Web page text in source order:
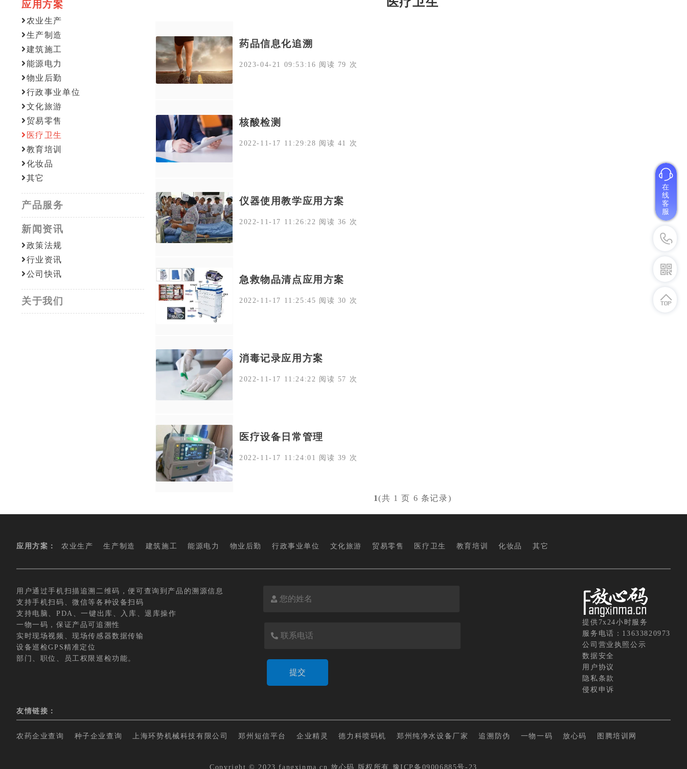
应用方案
农业生产
生产制造
建筑施工
能源电力
物业后勤
行政事业单位
文化旅游
贸易零售
医疗卫生
教育培训
化妆品
其它
产品服务
新闻资讯
政策法规
行业资讯
公司快讯
关于我们
药品信息化追溯
2023-04-21 09:53:16 阅读 79 次
核酸检测
2022-11-17 11:29:28 阅读 41 次
仪器使用教学应用方案
2022-11-17 11:26:22 阅读 36 次
急救物品清点应用方案
2022-11-17 11:25:45 阅读 30 次
消毒记录应用方案
2022-11-17 11:24:22 阅读 57 次
医疗设备日常管理
2022-11-17 11:24:01 阅读 39 次
1(共 1 页 6 条记录)
应用方案： 农业生产 生产制造 建筑施工 能源电力 物业后勤 行政事业单位 文化旅游 贸易零售 医疗卫生 教育培训 化妆品 其它
用户通过手机扫描追溯二维码，便可查询到产品的溯源信息
支持手机扫码、微信等各种设备扫码
支持电脑、PDA、一键出库、入库、退库操作
一物一码，保证产品可追溯性
实时现场视频、现场传感器数据传输
设备巡检GPS精准定位
部门、职位、员工权限巡检功能。
提供7x24小时服务
服务电话：13633820973
公司营业执照公示
数据安全
用户协议
隐私条款
侵权申诉
友情链接：
农药企业查询 种子企业查询 上海环势机械科技有限公司 郑州短信平台 企业精灵 德力科喷码机 郑州纯净水设备厂家 追溯防伪 一物一码 放心码 图腾培训网
Copyright © 2023 fangxinma.cn 放心码 版权所有 豫ICP备09006885号-23
在
线
客
服